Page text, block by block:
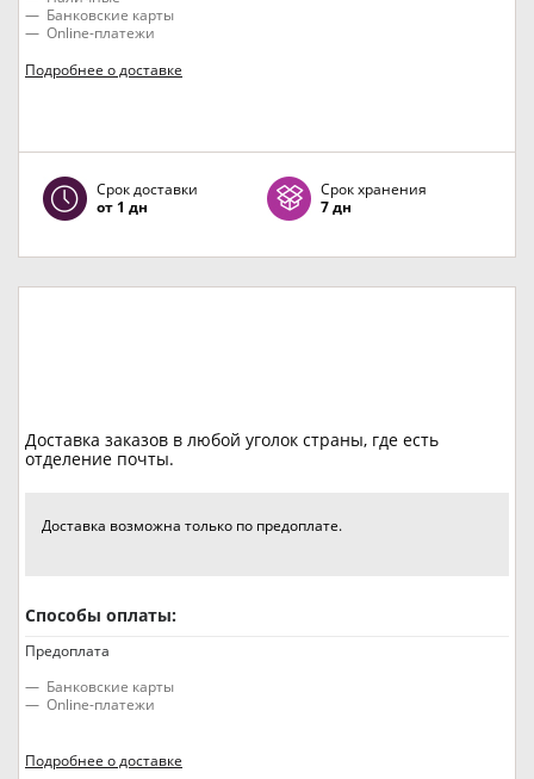
Банковские карты
Online-платежи
Подробнее о доставке
Срок доставки
от 1 дн
Срок хранения
7 дн
Доставка заказов в любой уголок страны, где есть
отделение почты.
Доставка возможна только по предоплате.
Способы оплаты:
Предоплата
Банковские карты
Online-платежи
Подробнее о доставке